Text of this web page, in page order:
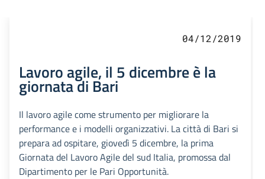
04/12/2019
Lavoro agile, il 5 dicembre è la
giornata di Bari
Il lavoro agile come strumento per migliorare la
performance e i modelli organizzativi. La città di Bari si
prepara ad ospitare, giovedì 5 dicembre, la prima
Giornata del Lavoro Agile del sud Italia, promossa dal
Dipartimento per le Pari Opportunità.